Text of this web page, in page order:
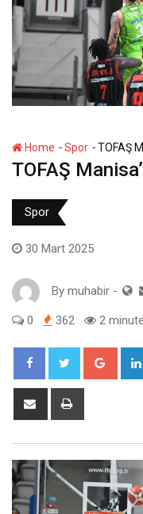
Home -Spor -TOFAŞ
TOFAŞ
Spor
30 Mart 2025
By muhabir -
0 362 2
Share